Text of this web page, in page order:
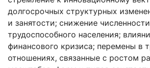
долгосрочных структурных
и занятости; снижение численности
трудоспособного населения;
финансового кризиса; перемены в
отношениях, связанные с ростом